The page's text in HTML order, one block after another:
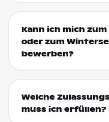
Kann ich mich
oder zum
bewerben?
Welche
muss ich erfüllen?